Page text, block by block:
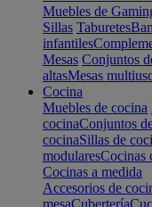
Muebles de
Sillas Taburetes
infantiles
Mesas Conjuntos
altasMesas
Cocina
Muebles de cocina
cocinaConjuntos
cocinaSillas de
modularesCocinas
Cocinas a medida
Accesorios de
mesaCubertería